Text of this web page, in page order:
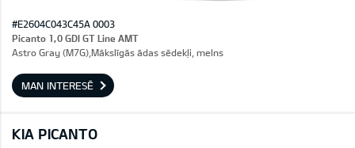
#E2604C043C45A 0003
Picanto 1,0 GDI GT Line AMT
Astro Gray (M7G),Mākslīgās ādas sēdekļi, melns
MAN INTERESĒ
KIA PICANTO